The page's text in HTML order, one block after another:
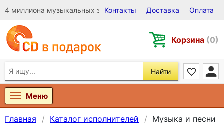
4 миллиона музыкальных записей на Виниле, CD и DVD
Контакты Доставка Оплата
Корзина (0)
Найти
Меню
Главная Каталог исполнителей
Музыка и песни